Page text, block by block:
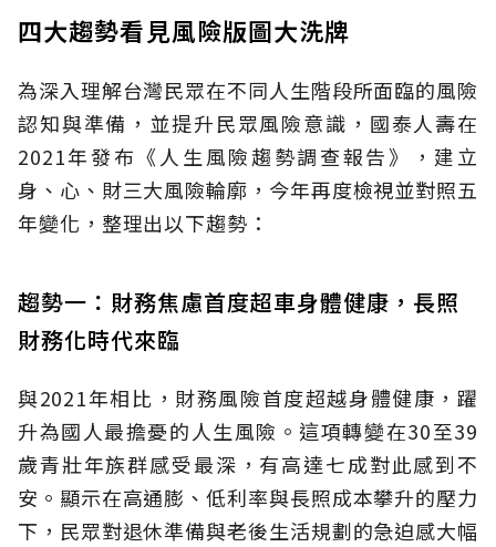
四大趨勢看見風險版圖大洗牌
為深入理解台灣民眾在不同人生階段所面臨的風險
認知與準備，並提升民眾風險意識，國泰人壽在
2021年發布《人生風險趨勢調查報告》，建立
身、心、財三大風險輪廓，今年再度檢視並對照五
年變化，整理出以下趨勢：
趨勢一：財務焦慮首度超車身體健康，長照
財務化時代來臨
與2021年相比，財務風險首度超越身體健康，躍
升為國人最擔憂的人生風險。這項轉變在30至39
歲青壯年族群感受最深，有高達七成對此感到不
安。顯示在高通膨、低利率與長照成本攀升的壓力
下，民眾對退休準備與老後生活規劃的急迫感大幅